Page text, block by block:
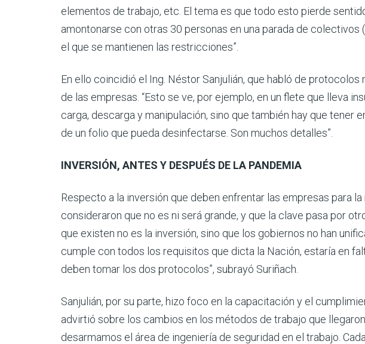
elementos de trabajo, etc. El tema es que todo esto pierde
amontonarse con otras 30 personas en una parada de
el que se mantienen las restricciones”.
En ello coincidió el Ing. Néstor Sanjulián, que habló de
de las empresas. “Esto se ve, por ejemplo, en un flete que lleva
carga, descarga y manipulación, sino que también hay que tener
de un folio que pueda desinfectarse. Son muchos detalles”.
INVERSIÓN, ANTES Y DESPUÉS DE LA PANDEMIA
Respecto a la inversión que deben enfrentar las empresas para
consideraron que no es ni será grande, y que la clave pasa por
que existen no es la inversión, sino que los gobiernos no han
cumple con todos los requisitos que dicta la Nación, estaría en
deben tomar los dos protocolos”, subrayó Suriñach.
Sanjulián, por su parte, hizo foco en la capacitación y el
advirtió sobre los cambios en los métodos de trabajo que
desarmamos el área de ingeniería de seguridad en el trabajo.